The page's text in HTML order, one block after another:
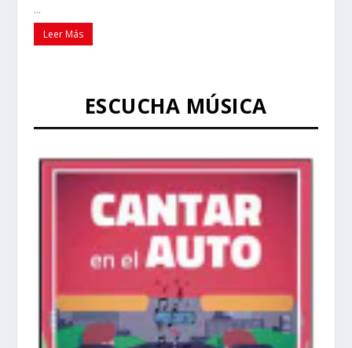
...
Leer Más
ESCUCHA MÚSICA